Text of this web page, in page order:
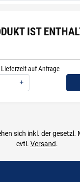
IST
auf Anfrage
+
sich inkl. der gesetzl.
evtl. Versand.